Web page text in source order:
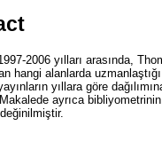
2006 yılları arasında,
hangi alanlarda
yıllara göre
Makalede ayrıca